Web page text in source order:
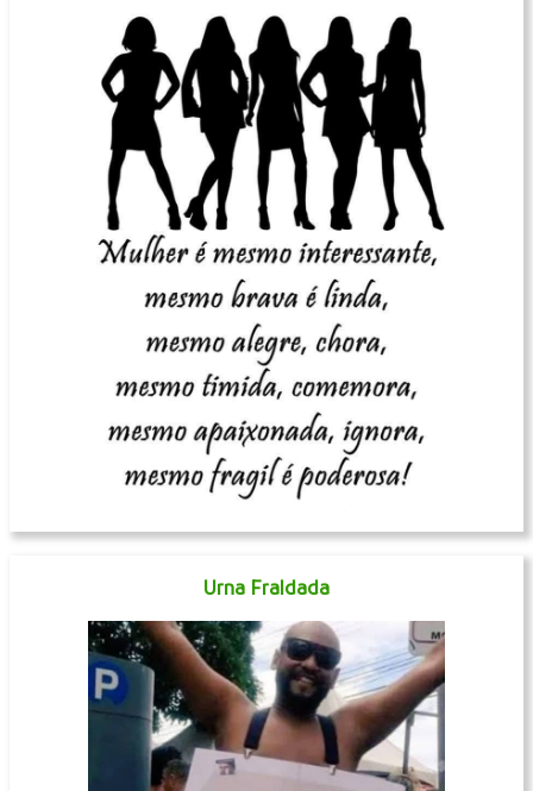
Urna Fraldada